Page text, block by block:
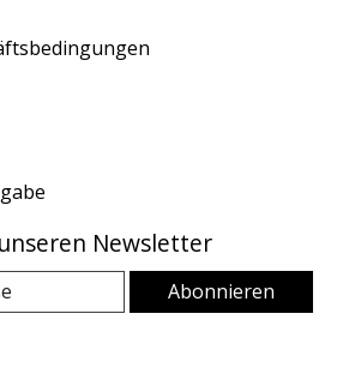
Newsletter
Abonnieren